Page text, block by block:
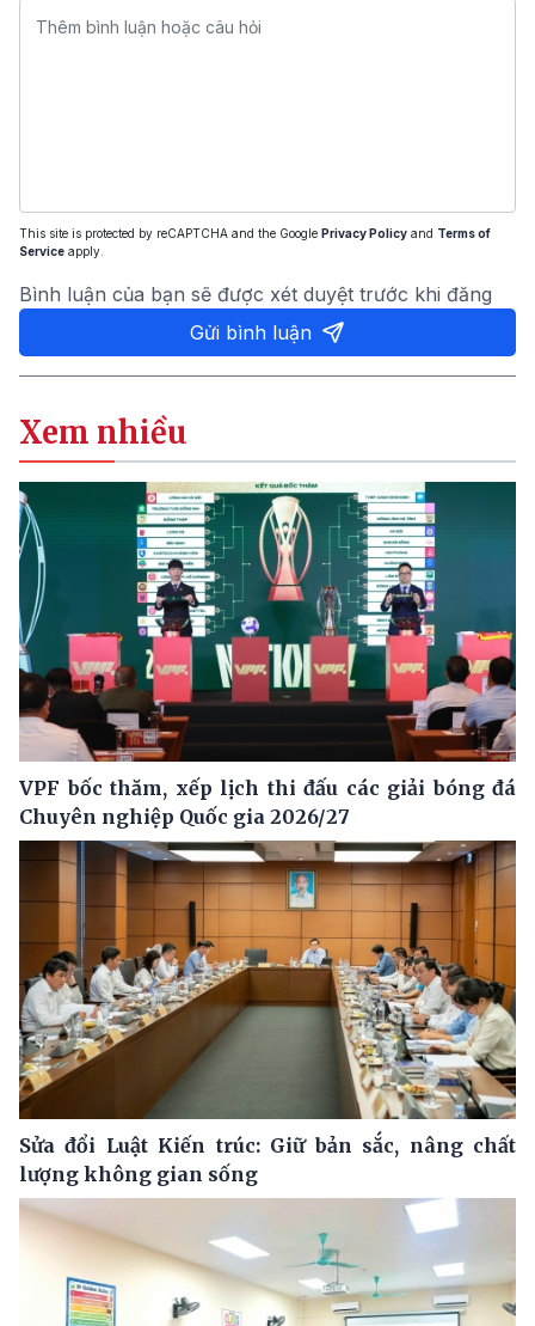
This site is protected by reCAPTCHA and the Google Privacy Policy and Terms of
Service apply.
Bình luận của bạn sẽ được xét duyệt trước khi đăng
Gửi bình luận
Xem nhiều
VPF bốc thăm, xếp lịch thi đấu các giải bóng đá
Chuyên nghiệp Quốc gia 2026/27
Sửa đổi Luật Kiến trúc: Giữ bản sắc, nâng chất
lượng không gian sống